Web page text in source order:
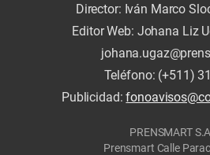
Director: Iván Marco
Editor Web: Johana Liz
Teléfono: (+511)
Publicidad:
PRENSMART
Prensmart Calle